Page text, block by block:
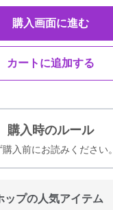
購入画面に進む
カートに追加する
購入時のルール
購入前にお読みください。
ップの人気アイテム